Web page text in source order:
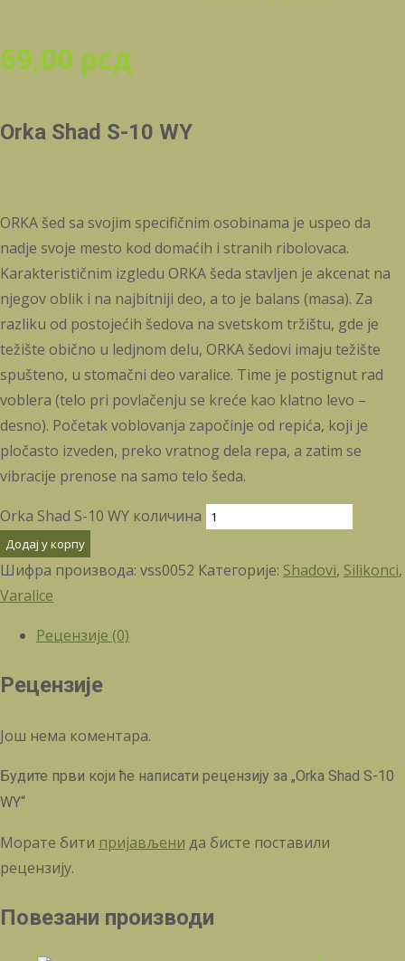
69,00 рсд
Orka Shad S-10 WY
ORKA šed sa svojim specifičnim osobinama je uspeo da
nadje svoje mesto kod domaćih i stranih ribolovaca.
Karakterističnim izgledu ORKA šeda stavljen je akcenat na
njegov oblik i na najbitniji deo, a to je balans (masa). Za
razliku od postojećih šedova na svetskom tržištu, gde je
težište obično u ledjnom delu, ORKA šedovi imaju težište
spušteno, u stomačni deo varalice. Time je postignut rad
voblera (telo pri povlačenju se kreće kao klatno levo –
desno). Početak voblovanja započinje od repića, koji je
pločasto izveden, preko vratnog dela repa, a zatim se
vibracije prenose na samo telo šeda.
Orka Shad S-10 WY количина
Додај у корпу
Шифра производа: vss0052 Категорије: Shadovi, Silikonci,
Varalice
Рецензије (0)
Рецензије
Још нема коментара.
Будите први који ће написати рецензију за „Orka Shad S-10
WY“
Морате бити пријављени да бисте поставили
рецензију.
Повезани производи